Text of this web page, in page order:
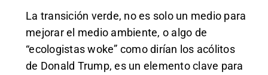
La transición verde, no es solo un medio para
mejorar el medio ambiente, o algo de
“ecologistas woke” como dirían los acólitos
de Donald Trump, es un elemento clave para